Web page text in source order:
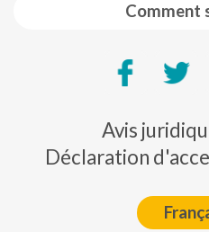
Comment
Avis
Déclaration